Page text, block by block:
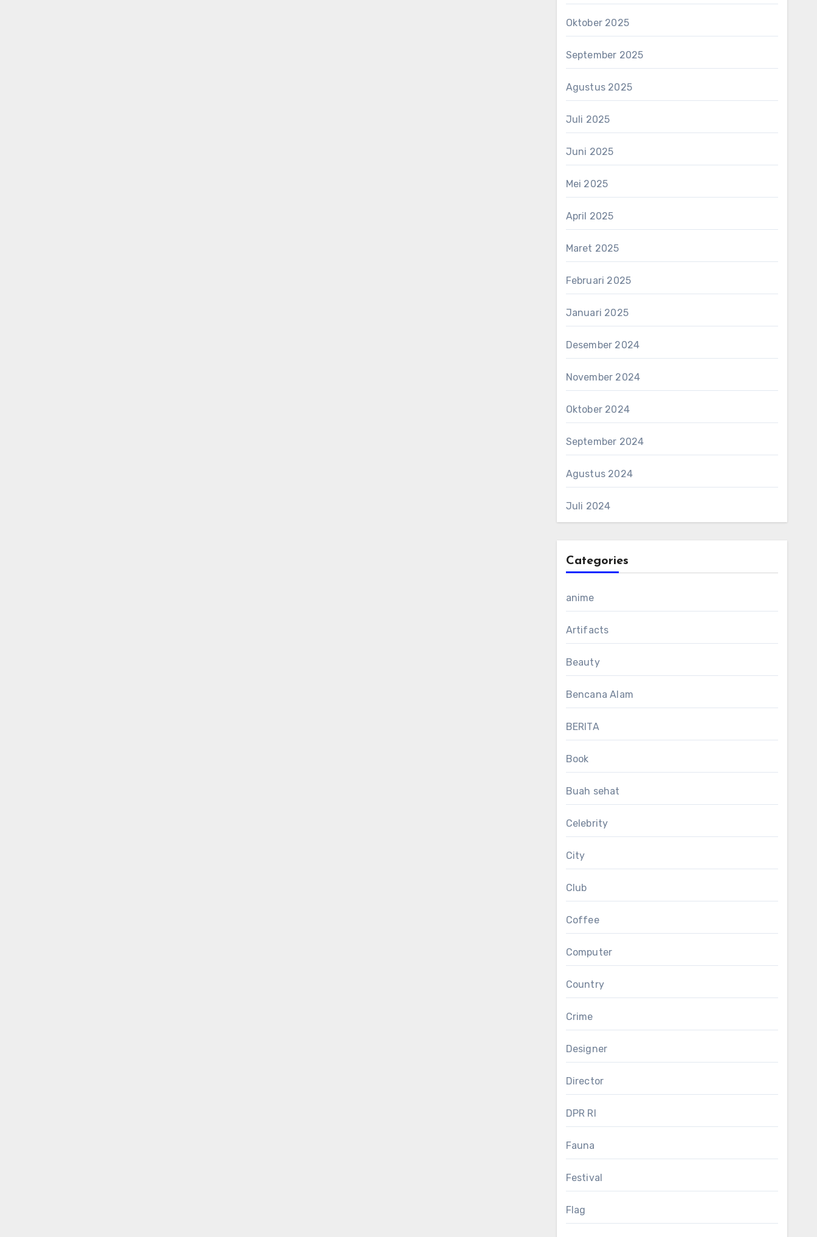
Oktober 2025
September 2025
Agustus 2025
Juli 2025
Juni 2025
Mei 2025
April 2025
Maret 2025
Februari 2025
Januari 2025
Desember 2024
November 2024
Oktober 2024
September 2024
Agustus 2024
Juli 2024
Categories
anime
Artifacts
Beauty
Bencana Alam
BERITA
Book
Buah sehat
Celebrity
City
Club
Coffee
Computer
Country
Crime
Designer
Director
DPR RI
Fauna
Festival
Flag